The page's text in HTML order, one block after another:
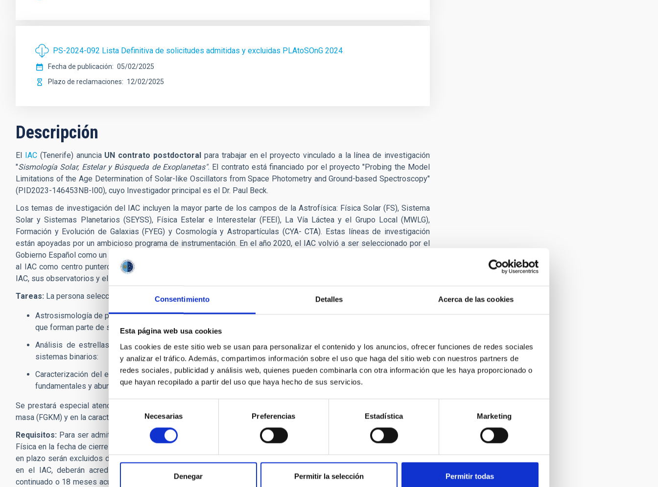
Consentimiento Detalles Acerca de las cookies
Esta página web usa cookies
Las cookies de este sitio web se usan para personalizar el contenido y los anuncios, ofrecer funciones de redes sociales
y analizar el tráfico. Además, compartimos información sobre el uso que haga del sitio web con nuestros partners de
redes sociales, publicidad y análisis web, quienes pueden combinarla con otra información que les haya proporcionado o
que hayan recopilado a partir del uso que haya hecho de sus servicios.
Selección
de
consentimiento
Necesarias Preferencias Estadística Marketing
Denegar Permitir la selección Permitir todas
PS-2024-092 Lista Definitiva de solicitudes admitidas y excluidas PLAtoSOnG 2024
Fecha de publicación
05/02/2025
Plazo de reclamaciones
12/02/2025
Descripción
El IAC (Tenerife) anuncia UN contrato postdoctoral para trabajar en el proyecto vinculado a la línea de investigación
"Sismología Solar, Estelar y Búsqueda de Exoplanetas". El contrato está financiado por el proyecto "Probing the Model
Limitations of the Age Determination of Solar-like Oscillators from Space Photometry and Ground-based Spectroscopy"
(PID2023-146453NB-I00), cuyo Investigador principal es el Dr. Paul Beck.
Los temas de investigación del IAC incluyen la mayor parte de los campos de la Astrofísica: Física Solar (FS), Sistema
Solar y Sistemas Planetarios (SEYSS), Física Estelar e Interestelar (FEEI), La Vía Láctea y el Grupo Local (MWLG),
Formación y Evolución de Galaxias (FYEG) y Cosmología y Astropartículas (CYA- CTA). Estas líneas de investigación
están apoyadas por un ambicioso programa de instrumentación. En el año 2020, el IAC volvió a ser seleccionado por el
Gobierno Español como un
al IAC como centro puntero de investigación en España. Para más información sobre el programa de investigación del
IAC, sus observatorios y el telescopio GTC, ver la
Tareas: La persona seleccionada ha de llevar a cabo investigación en los siguientes campos:
Astrosismología de pulsaciones de tipo solar en estrellas gigantes rojas y de secuencia principal, en particular las
que forman parte de sistemas binarios
Análisis de estrellas de baja masa mediante espectroscopia de alta resolución (tipos espectrales FGKM) en
sistemas binarios:
Caracterización del espectro de los modos propios de oscilación y determinación detallada de sus parámetros
fundamentales y abundancias, modelado de la evolución estelar utilizando el paquete de código MESA.
Se prestará especial atención a los solicitantes con experiencia en el análisis espectroscópico de estrellas de baja
masa (FGKM) y en la caracterización de sistemas binarios de doble línea (SB2).
Requisitos: Para ser admitidos en el proceso selectivo, deben estar en posesión del Grado de Doctor en Astrofísica o
Física en la fecha de cierre del plazo de presentación. Los candidatos/as que no estén en posesión del grado de Doctor
en plazo serán excluidos directamente del proceso de selección. Los candidatos/as que hayan realizado su doctorado
en el IAC, deberán acreditar un periodo de formación complementaria en otros Centros de Investigación (1 año
continuado o 18 meses acumulados), en la fecha de cierre del plazo de presentación de solicitudes. El IAC se esfuerza